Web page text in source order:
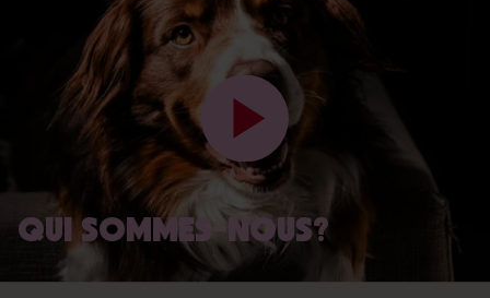
QUI SOMMES-NOUS?